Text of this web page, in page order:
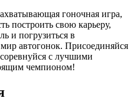
гоночная игра,
построить свою карьеру,
и погрузиться в
автогонок. Присоединяйся
с лучшими
чемпионом!